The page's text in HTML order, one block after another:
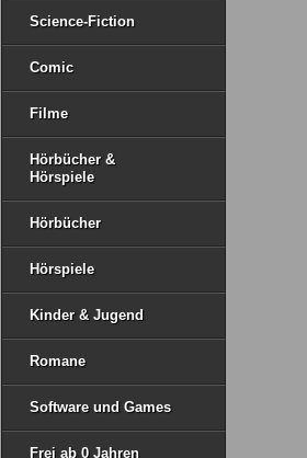
Science-Fiction
Comic
Filme
Hörbücher &
Hörspiele
Hörbücher
Hörspiele
Kinder & Jugend
Romane
Software und Games
Frei ab 0 Jahren